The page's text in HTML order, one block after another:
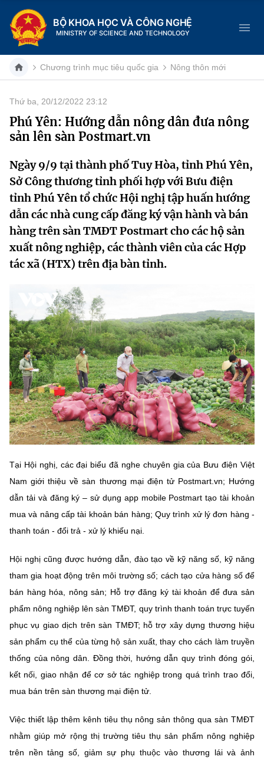
BỘ KHOA HỌC VÀ CÔNG NGHỆ
MINISTRY OF SCIENCE AND TECHNOLOGY
Danh mục
Trang chủ
Giới thiệu
Chức năng nhiệm vụ
Cơ cấu tổ chức
Lịch sử phát triển
Tin tức sự kiện
Khoa học và Công nghệ
Đổi mới sáng tạo
Bưu chính, Viễn thông
Sở hữu trí tuệ
Tiêu chuẩn, đo lường, chất lượng
Năng lượng nguyên tử
Tin tổng hợp
Hệ thống văn bản
Văn bản chỉ đạo điều hành
Lấy ý kiến người dân về dự thảo VBQPPL
THỐNG KÊ
Khoa học và Công nghệ
Đổi mới sáng tạo
Chuyển đổi số
Bưu chính, Viễn thông
Sở hữu trí tuệ
Tiêu chuẩn, đo lường, chất lượng
Năng lượng nguyên tử
Multimedia
THƯ ĐIỆN TỬ
Khác
Videos
Infographic
Voice
Chọn ngôn ngữ
Vietnamese English
BỘ KHOA HỌC VÀ CÔNG NGHỆ
MINISTRY OF SCIENCE AND TECHNOLOGY
Điều khoản sử dụng Theo dõi MST:
Cơ quan chủ quản: Bộ Khoa học và Công nghệ (MST)
Giám đốc Trung tâm Truyền thông Khoa học và Công nghệ.
Liên hệ
Địa chỉ: Ban Biên tập Cổng TTĐT - 18 Nguyễn Du, TP. Hà Nội
Điện thoại: 024 3936 9506
Chương trình mục tiêu quốc gia Nông thôn mới
Thứ ba, 20/12/2022 23:12
Phú Yên: Hướng dẫn nông dân đưa nông
sản lên sàn Postmart.vn
Ngày 9/9 tại thành phố Tuy Hòa, tỉnh Phú Yên,
Sở Công thương tỉnh phối hợp với Bưu điện
tỉnh Phú Yên tổ chức Hội nghị tập huấn hướng
dẫn các nhà cung cấp đăng ký vận hành và bán
hàng trên sàn TMĐT Postmart cho các hộ sản
xuất nông nghiệp, các thành viên của các Hợp
tác xã (HTX) trên địa bàn tỉnh.
Tại Hội nghị, các đại biểu đã nghe chuyên gia của Bưu điện Việt
Nam giới thiệu về sàn thương mại điện tử Postmart.vn; Hướng
dẫn tải và đăng ký – sử dụng app mobile Postmart tạo tài khoản
mua và nâng cấp tài khoản bán hàng; Quy trình xử lý đơn hàng -
thanh toán - đổi trả - xử lý khiếu nại.
Hội nghị cũng được hướng dẫn, đào tạo về kỹ năng số, kỹ năng
tham gia hoạt động trên môi trường số; cách tạo cửa hàng số để
bán hàng hóa, nông sản; Hỗ trợ đăng ký tài khoản để đưa sản
phẩm nông nghiệp lên sàn TMĐT, quy trình thanh toán trực tuyến
phục vụ giao dịch trên sàn TMĐT; hỗ trợ xây dựng thương hiệu
sản phẩm cụ thể của từng hộ sản xuất, thay cho cách làm truyền
thống của nông dân. Đồng thời, hướng dẫn quy trình đóng gói,
kết nối, giao nhận để cơ sở tác nghiệp trong quá trình trao đổi,
mua bán trên sàn thương mại điện tử.
Việc thiết lập thêm kênh tiêu thụ nông sản thông qua sàn TMĐT
nhằm giúp mở rộng thị trường tiêu thụ sản phẩm nông nghiệp
trên nền tảng số, giảm sự phụ thuộc vào thương lái và ảnh